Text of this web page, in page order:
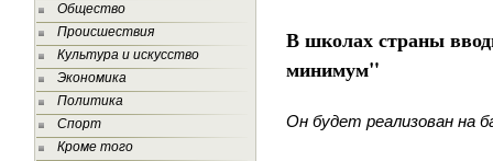
Общество
Происшествия
Культура и искусство
Экономика
Политика
Спорт
Кроме того
В школах страны
минимум"
Он будет реализован на